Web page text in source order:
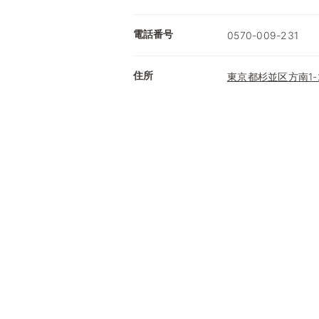
電話番号 0570-009-231
住所 東京都杉並区方南